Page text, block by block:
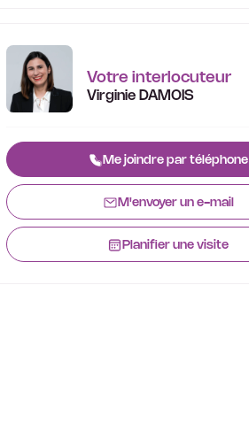
Votre interlocuteur
Virginie DAMOIS
Me joindre par téléphone
M'envoyer un e-mail
Planifier une visite